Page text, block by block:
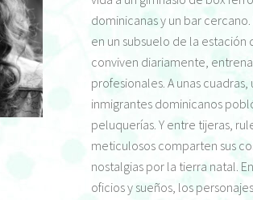
dominicanas y un bar
en un subsuelo de la estación
conviven diariamente,
profesionales. A unas
inmigrantes dominicanos
peluquerías. Y entre tijeras,
meticulosos comparten sus
nostalgias por la tierra natal.
oficios y sueños, los